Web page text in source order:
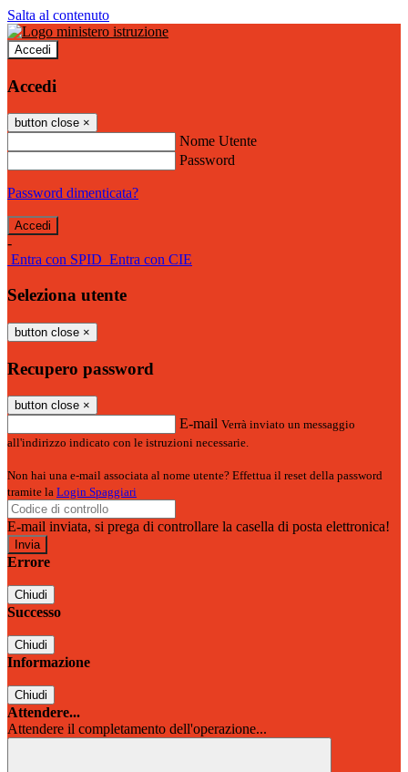
Salta al contenuto
Accedi
Accedi
button close ×
Nome Utente
Password
Password dimenticata?
-
Entra con SPID Entra con CIE
Seleziona utente
button close ×
Recupero password
button close ×
E-mail Verrà inviato un messaggio
all'indirizzo indicato con le istruzioni necessarie.
Non hai una e-mail associata al nome utente? Effettua il reset della password
tramite la Login Spaggiari
E-mail inviata, si prega di controllare la casella di posta elettronica!
Errore
Chiudi
Successo
Chiudi
Informazione
Chiudi
Attendere...
Attendere il completamento dell'operazione...